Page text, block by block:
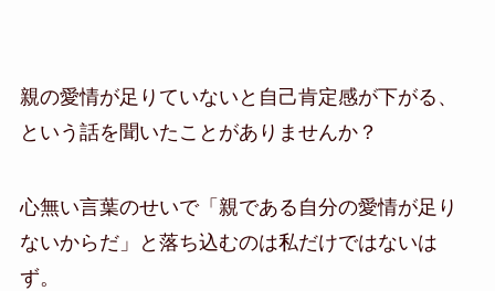
親の愛情が足りていないと自己肯定感が下がる、
という話を聞いたことがありませんか？
心無い言葉のせいで「親である自分の愛情が足り
ないからだ」と落ち込むのは私だけではないは
ず。